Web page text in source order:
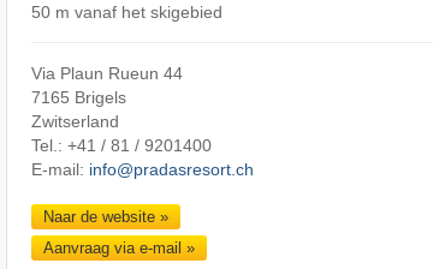
50 m vanaf het skigebied
Via Plaun Rueun 44
7165 Brigels
Zwitserland
Tel.: +41 / 81 / 9201400
E-mail: info@pradasresort.ch
Naar de website »
Aanvraag via e-mail »